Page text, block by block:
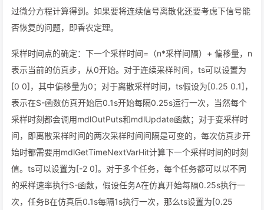
过微分方程计算得到。如果要将连续信号离散化还要考虑下信号能
否恢复的问题，即香农定理。
采样时间点的确定：下一个采样时间=（n*采样间隔）+ 偏移量，n
表示当前的仿真步，从0开始。对于连续采样时间，ts可以设置为
[0 0]，其中偏移量为0；对于离散采样时间，ts假设为[0.25 0.1]，
表示在S-函数仿真开始后0.1s开始每隔0.25s运行一次，当然每个
采样时刻都会调用mdlOutPuts和mdlUpdate函数；对于变采样时
间，即离散采样时间的两次采样时间间隔是可变的，每次仿真步开
始时都需要用mdlGetTimeNextVarHit计算下一个采样时间的时刻
值。ts可以设置为[-2 0]。对于多个任务，每个任务都可以以不同
的采样速率执行S-函数，假设任务A在仿真开始每隔0.25s执行一
次，任务B在仿真后0.1s每隔1s执行一次，那么ts设置为[0.25